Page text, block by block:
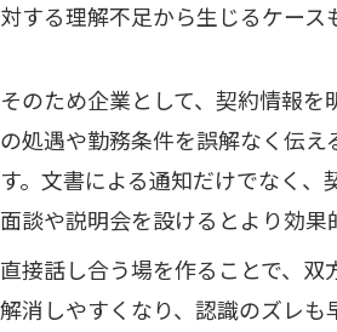
対する理解不足から生じるケース
そのため企業として、契約情報を
の処遇や勤務条件を誤解なく伝え
す。文書による通知だけでなく、
面談や説明会を設けるとより効果
直接話し合う場を作ることで、双
解消しやすくなり、認識のズレも